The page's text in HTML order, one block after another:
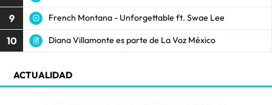
9 French Montana - Unforgettable ft. Swae Lee
10 Diana Villamonte es parte de La Voz México
ACTUALIDAD